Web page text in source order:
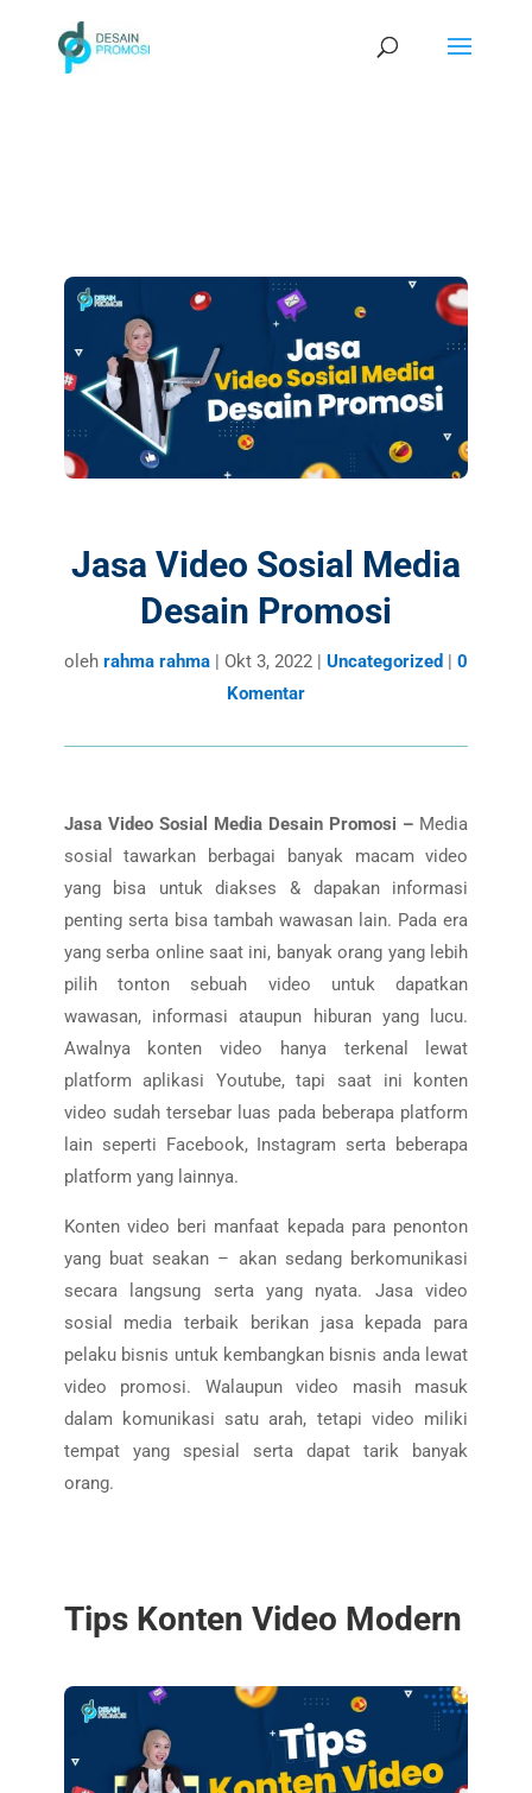
Jasa Video Sosial Media
Desain Promosi
oleh rahma rahma| Okt 3, 2022| Uncategorized | 0
Komentar
Jasa Video Sosial Media Desain Promosi – Media
sosial tawarkan berbagai banyak macam video
yang bisa untuk diakses & dapakan informasi
penting serta bisa tambah wawasan lain. Pada era
yang serba online saat ini, banyak orang yang lebih
pilih tonton sebuah video untuk dapatkan
wawasan, informasi ataupun hiburan yang lucu.
Awalnya konten video hanya terkenal lewat
platform aplikasi Youtube, tapi saat ini konten
video sudah tersebar luas pada beberapa platform
lain seperti Facebook, Instagram serta beberapa
platform yang lainnya.
Konten video beri manfaat kepada para penonton
yang buat seakan – akan sedang berkomunikasi
secara langsung serta yang nyata. Jasa video
sosial media terbaik berikan jasa kepada para
pelaku bisnis untuk kembangkan bisnis anda lewat
video promosi. Walaupun video masih masuk
dalam komunikasi satu arah, tetapi video miliki
tempat yang spesial serta dapat tarik banyak
orang.
Tips Konten Video Modern